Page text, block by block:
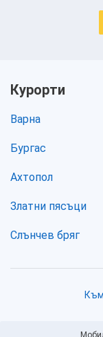
Курорти
Варна
Бургас
Ахтопол
Златни пясъци
Слънчев бряг